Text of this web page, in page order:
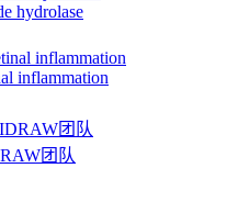
hydrolase
inflammation
团队